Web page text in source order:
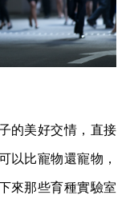
的美好交情，直接
以比寵物還寵物，
來那些育種實驗室